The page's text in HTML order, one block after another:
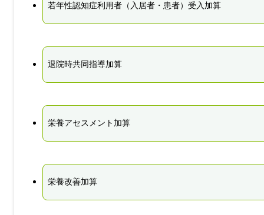
若年性認知症利用者（入居者・患者）受入加算
退院時共同指導加算
栄養アセスメント加算
栄養改善加算